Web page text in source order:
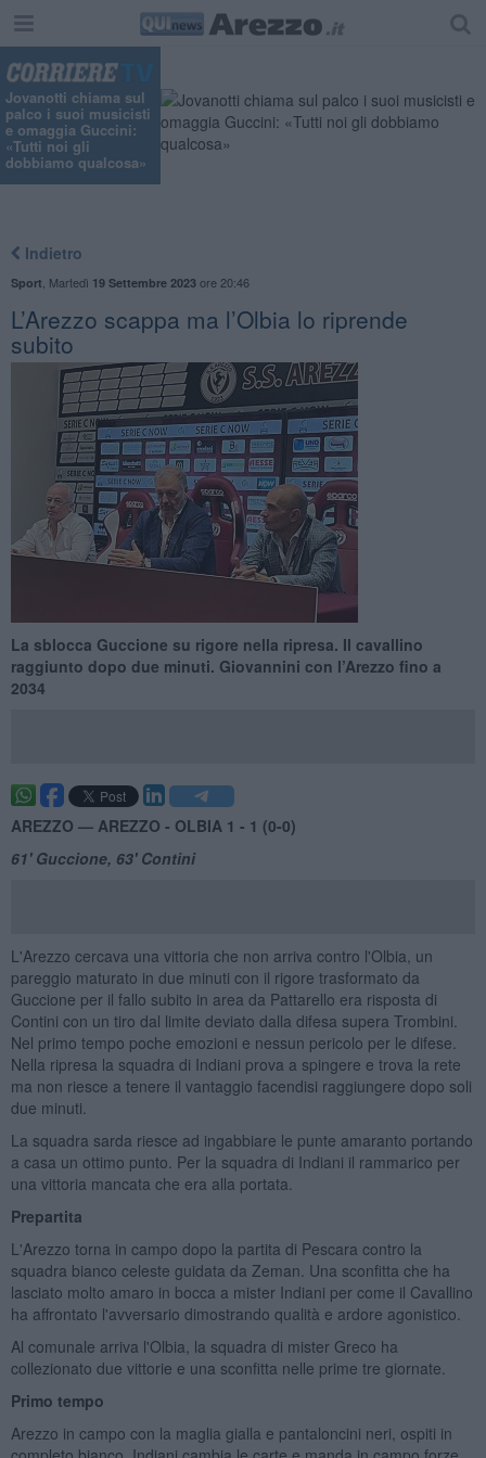
Jovanotti chiama sul
palco i suoi musicisti
e omaggia Guccini:
«Tutti noi gli
dobbiamo qualcosa»
Indietro
Sport Martedì 19 Settembre 2023ore 20:46
L’Arezzo scappa ma l’Olbia lo riprende
subito
La sblocca Guccione su rigore nella ripresa. Il cavallino
raggiunto dopo due minuti. Giovannini con l’Arezzo fino a
2034
AREZZO — AREZZO - OLBIA 1 - 1 (0-0)
61' Guccione, 63' Contini
L'Arezzo cercava una vittoria che non arriva contro l'Olbia, un
pareggio maturato in due minuti con il rigore trasformato da
Guccione per il fallo subito in area da Pattarello era risposta di
Contini con un tiro dal limite deviato dalla difesa supera Trombini.
Nel primo tempo poche emozioni e nessun pericolo per le difese.
Nella ripresa la squadra di Indiani prova a spingere e trova la rete
ma non riesce a tenere il vantaggio facendisi raggiungere dopo soli
due minuti.
La squadra sarda riesce ad ingabbiare le punte amaranto portando
a casa un ottimo punto. Per la squadra di Indiani il rammarico per
una vittoria mancata che era alla portata.
Prepartita
L'Arezzo torna in campo dopo la partita di Pescara contro la
squadra bianco celeste guidata da Zeman. Una sconfitta che ha
lasciato molto amaro in bocca a mister Indiani per come il Cavallino
ha affrontato l'avversario dimostrando qualità e ardore agonistico.
Al comunale arriva l'Olbia, la squadra di mister Greco ha
collezionato due vittorie e una sconfitta nelle prime tre giornate.
Primo tempo
Arezzo in campo con la maglia gialla e pantaloncini neri, ospiti in